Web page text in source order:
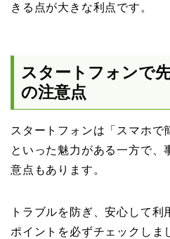
きる点が大きな利点です。
スタートフォンで
の注意点
スタートフォンは「スマホで
といった魅力がある一方で、
意点もあります。
トラブルを防ぎ、安心して
ポイントを必ずチェックしま